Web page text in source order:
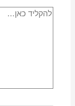
להקליד